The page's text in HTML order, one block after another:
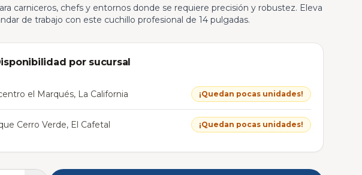
carniceros, chefs y entornos donde se requiere precisión y robustez. Eleva
de trabajo con este cuchillo profesional de 14 pulgadas.
por sucursal
el Marqués, La California ¡Quedan pocas unidades!
Cerro Verde, El Cafetal ¡Quedan pocas unidades!